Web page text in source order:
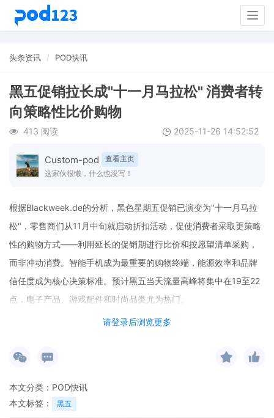
头条资讯 POD快讯
黑五促销拉长成"十一月马拉松" 消费者转
向策略性比价购物
413 阅读 2025-11-26 14:52:52
Custom-pod
查看主页
这家伙很懒，什么也没写！
请登录后浏览更多
根据Blackweek.de的分析，黑色星期五促销已演变为"十一月马拉
松"，零售商们从11月中旬就启动折扣活动，促使消费者采取更策略
性的购物方式——利用延长的促销期进行比价和按愿望清单采购，
而非冲动消费。智能手机成为最重要的购物终端，能源效率和品牌
信任度成为核心决策标准。预计黑五当天流量高峰将集中在19至22
点，电子产品、游戏配件和时尚品类尤为热门。
本文分类： POD快讯
本文标签：
黑五